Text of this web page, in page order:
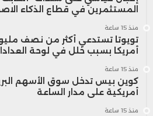
المستثمرين في قطاع الذكاء
منذ 15 ساعة
تويوتا تستدعي أكثر من نصف
أمريكا بسبب خلل في لوحة
منذ 15 ساعة
كوين بيس تدخل سوق الأسهم
أمريكية على مدار الساعة
منذ 15 ساعة